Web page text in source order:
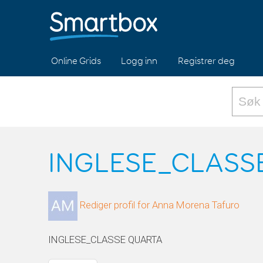
Online Grids Logg inn Registrer deg
Rediger profil for Anna Morena Tafuro
INGLESE_CLASSE QUARTA